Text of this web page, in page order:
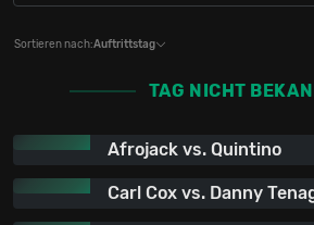
Sortieren nach:Auftrittstag
TAG NICHT
Afrojack vs. Quintino
Carl Cox vs. Danny